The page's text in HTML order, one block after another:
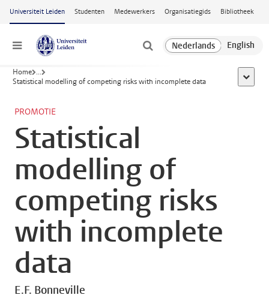
Ga naar hoofdinhoud
Universiteit Leiden Studenten Medewerkers Organisatiegids Bibliotheek
Menu
Home ...
Statistical modelling of competing risks with incomplete data
toon
PROMOTIE
Statistical
modelling of
competing risks
with incomplete
data
E.F. Bonneville